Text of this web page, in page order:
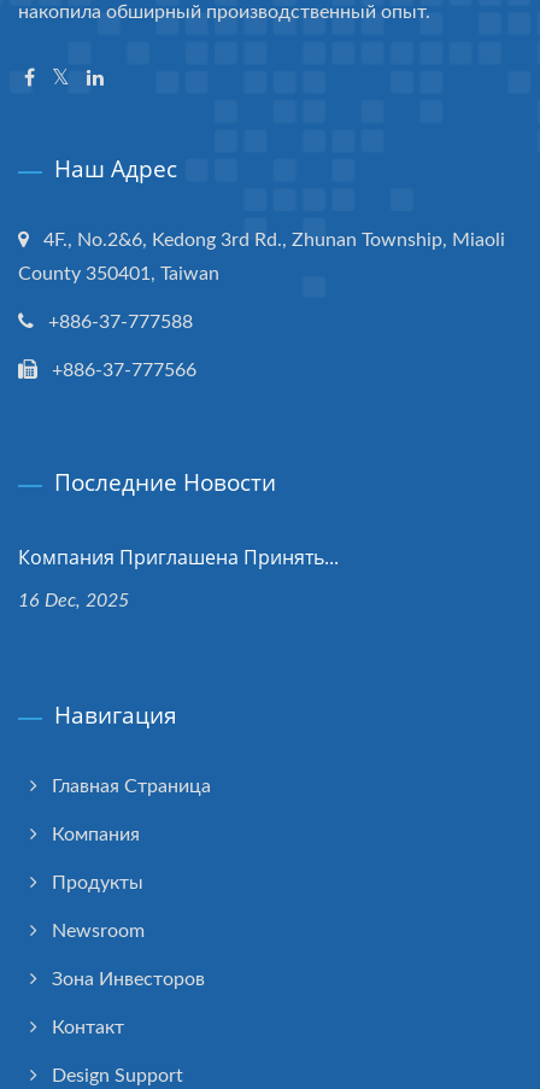
накопила обширный производственный опыт.
Наш Адрес
4F., No.2&6, Kedong 3rd Rd., Zhunan Township, Miaoli
County 350401, Taiwan
+886-37-777588
+886-37-777566
Последние Новости
Компания Приглашена Принять...
16 Dec, 2025
Навигация
Главная Страница
Компания
Продукты
Newsroom
Зона Инвесторов
Контакт
Design Support